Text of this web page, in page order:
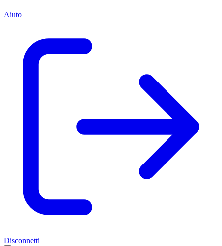
Aiuto
Disconnetti